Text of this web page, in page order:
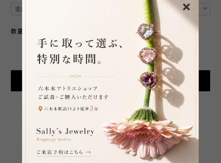
数量
International shipping available
日本国内にお住まいの方向け
SHARE ON